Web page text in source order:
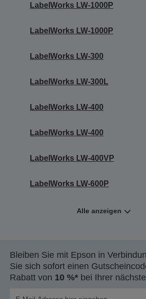
LabelWorks LW-1000P
LabelWorks LW-1000P
LabelWorks LW-300
LabelWorks LW-300L
LabelWorks LW-400
LabelWorks LW-400
LabelWorks LW-400VP
LabelWorks LW-600P
Alle anzeigen
Bleiben Sie mit Epson in
Sie sich sofort einen
Rabatt von 10 %* bei Ihrer